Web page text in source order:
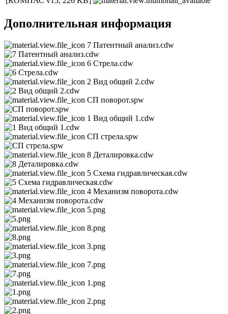
Дополнительная информация
7 Патентный анализ.cdw
6 Стрела.cdw
2 Вид общий 2.cdw
СП поворот.spw
1 Вид общий 1.cdw
СП стрела.spw
8 Деталировка.cdw
5 Схема гидравлическая.cdw
4 Механизм поворота.cdw
5.png
8.png
3.png
7.png
1.png
2.png